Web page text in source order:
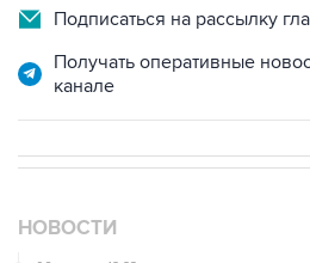
Подписаться на рассылку
Получать оперативные
канале
НОВОСТИ